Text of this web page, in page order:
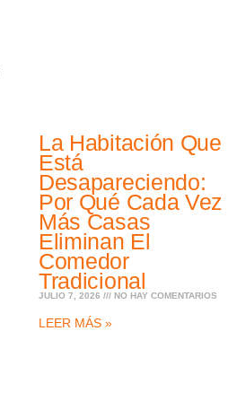
La Habitación Que
Está
Desapareciendo:
Por Qué Cada Vez
Más Casas
Eliminan El
Comedor
Tradicional
JULIO 7, 2026 NO HAY COMENTARIOS
LEER MÁS »